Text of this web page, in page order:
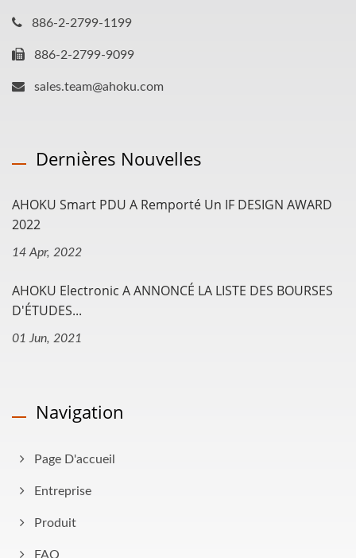
886-2-2799-1199
886-2-2799-9099
sales.team@ahoku.com
Dernières Nouvelles
AHOKU Smart PDU A Remporté Un IF DESIGN AWARD
2022
14 Apr, 2022
AHOKU Electronic A ANNONCÉ LA LISTE DES BOURSES
D'ÉTUDES...
01 Jun, 2021
Navigation
Page D'accueil
Entreprise
Produit
FAQ